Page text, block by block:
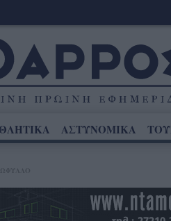
ΑΣΤΥΝΟΜΙΚΑ